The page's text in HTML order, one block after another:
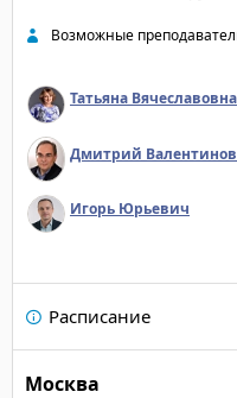
Возможные
Татьяна Вячеславовна
Дмитрий
Игорь Юрьевич
Расписание
Москва